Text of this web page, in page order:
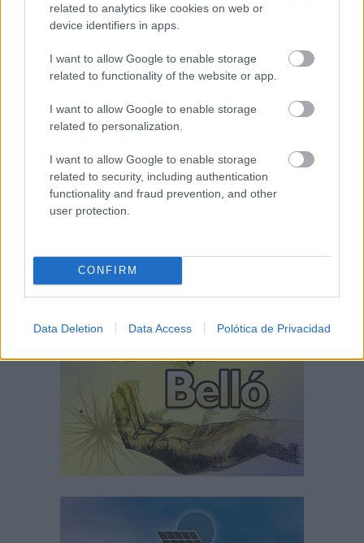
related to analytics like cookies on web or
device identifiers in apps.
I want to allow Google to enable storage
related to functionality of the website or app.
I want to allow Google to enable storage
related to personalization.
I want to allow Google to enable storage
related to security, including authentication
functionality and fraud prevention, and other
user protection.
CONFIRM
Data Deletion Data Access Polótica de Privacidad